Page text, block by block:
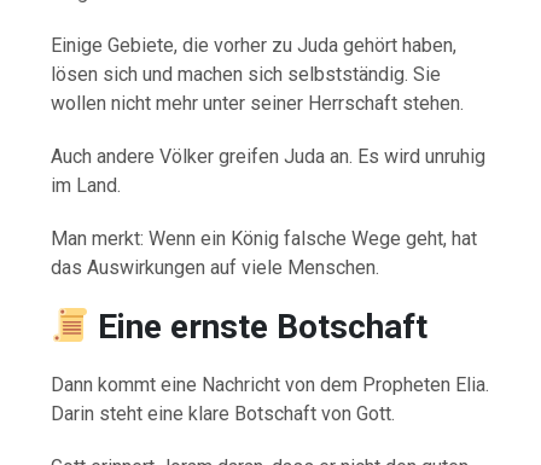
Einige Gebiete, die vorher zu Juda gehört haben,
lösen sich und machen sich selbstständig. Sie
wollen nicht mehr unter seiner Herrschaft stehen.
Auch andere Völker greifen Juda an. Es wird unruhig
im Land.
Man merkt: Wenn ein König falsche Wege geht, hat
das Auswirkungen auf viele Menschen.
Eine ernste Botschaft
Dann kommt eine Nachricht von dem Propheten Elia.
Darin steht eine klare Botschaft von Gott.